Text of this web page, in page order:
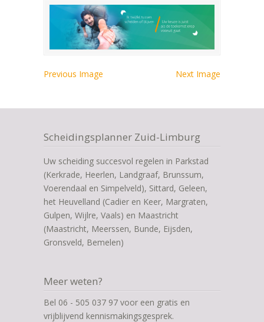
Previous Image Next Image
Scheidingsplanner Zuid-Limburg
Uw scheiding succesvol regelen in Parkstad
(Kerkrade, Heerlen, Landgraaf, Brunssum,
Voerendaal en Simpelveld), Sittard, Geleen,
het Heuvelland (Cadier en Keer, Margraten,
Gulpen, Wijlre, Vaals) en Maastricht
(Maastricht, Meerssen, Bunde, Eijsden,
Gronsveld, Bemelen)
Meer weten?
Bel 06 - 505 037 97 voor een gratis en
vrijblijvend kennismakingsgesprek.